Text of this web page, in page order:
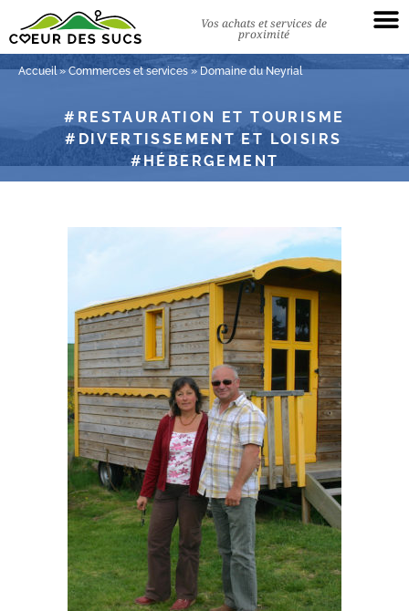
Vos achats et services de
proximité
Accueil»Commerces et services»Domaine du Neyrial
RESTAURATION ET TOURISME
DIVERTISSEMENT ET LOISIRS
HÉBERGEMENT